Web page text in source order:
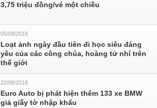
3,75 triệu đồng/vé một chiều
05/09/2018
Loạt ảnh ngày đầu tiên đi học siêu đáng
yêu của các công chúa, hoàng tử nhí trên
thế giới
22/08/2018
Euro Auto bị phát hiện thêm 133 xe BMW
giả giấy tờ nhập khẩu